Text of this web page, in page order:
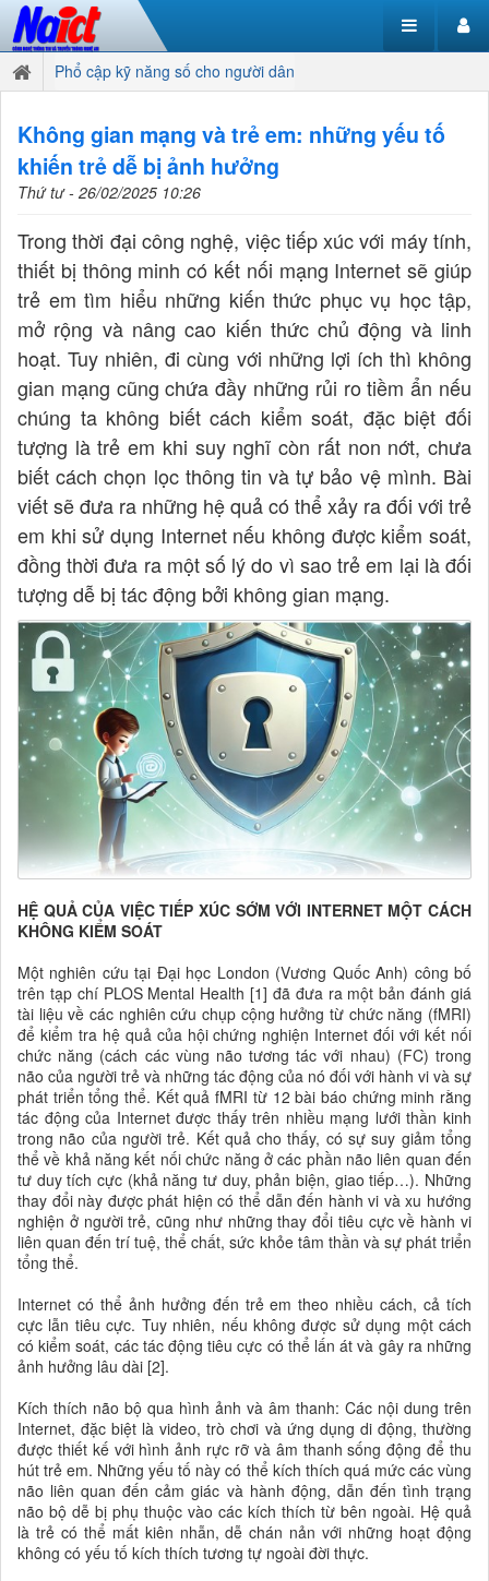
Phổ cập kỹ năng số cho người dân
Không gian mạng và trẻ em: những yếu tố
khiến trẻ dễ bị ảnh hưởng
Thứ tư - 26/02/2025 10:26
Trong thời đại công nghệ, việc tiếp xúc với máy tính,
thiết bị thông minh có kết nối mạng Internet sẽ giúp
trẻ em tìm hiểu những kiến thức phục vụ học tập,
mở rộng và nâng cao kiến thức chủ động và linh
hoạt. Tuy nhiên, đi cùng với những lợi ích thì không
gian mạng cũng chứa đầy những rủi ro tiềm ẩn nếu
chúng ta không biết cách kiểm soát, đặc biệt đối
tượng là trẻ em khi suy nghĩ còn rất non nớt, chưa
biết cách chọn lọc thông tin và tự bảo vệ mình. Bài
viết sẽ đưa ra những hệ quả có thể xảy ra đối với trẻ
em khi sử dụng Internet nếu không được kiểm soát,
đồng thời đưa ra một số lý do vì sao trẻ em lại là đối
tượng dễ bị tác động bởi không gian mạng.
HỆ QUẢ CỦA VIỆC TIẾP XÚC SỚM VỚI INTERNET MỘT CÁCH
KHÔNG KIỂM SOÁT
Một nghiên cứu tại Đại học London (Vương Quốc Anh) công bố
trên tạp chí PLOS Mental Health [1] đã đưa ra một bản đánh giá
tài liệu về các nghiên cứu chụp cộng hưởng từ chức năng (fMRI)
để kiểm tra hệ quả của hội chứng nghiện Internet đối với kết nối
chức năng (cách các vùng não tương tác với nhau) (FC) trong
não của người trẻ và những tác động của nó đối với hành vi và sự
phát triển tổng thể. Kết quả fMRI từ 12 bài báo chứng minh rằng
tác động của Internet được thấy trên nhiều mạng lưới thần kinh
trong não của người trẻ. Kết quả cho thấy, có sự suy giảm tổng
thể về khả năng kết nối chức năng ở các phần não liên quan đến
tư duy tích cực (khả năng tư duy, phản biện, giao tiếp…). Những
thay đổi này được phát hiện có thể dẫn đến hành vi và xu hướng
nghiện ở người trẻ, cũng như những thay đổi tiêu cực về hành vi
liên quan đến trí tuệ, thể chất, sức khỏe tâm thần và sự phát triển
tổng thể.
Internet có thể ảnh hưởng đến trẻ em theo nhiều cách, cả tích
cực lẫn tiêu cực. Tuy nhiên, nếu không được sử dụng một cách
có kiểm soát, các tác động tiêu cực có thể lấn át và gây ra những
ảnh hưởng lâu dài [2].
Kích thích não bộ qua hình ảnh và âm thanh: Các nội dung trên
Internet, đặc biệt là video, trò chơi và ứng dụng di động, thường
được thiết kế với hình ảnh rực rỡ và âm thanh sống động để thu
hút trẻ em. Những yếu tố này có thể kích thích quá mức các vùng
não liên quan đến cảm giác và hành động, dẫn đến tình trạng
não bộ dễ bị phụ thuộc vào các kích thích từ bên ngoài. Hệ quả
là trẻ có thể mất kiên nhẫn, dễ chán nản với những hoạt động
không có yếu tố kích thích tương tự ngoài đời thực.